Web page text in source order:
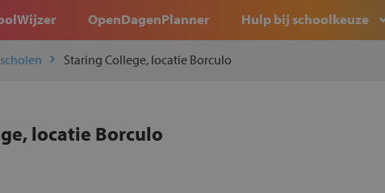
OpenDagenPlanner Hulp bij schoolkeuze
Staring College, locatie Borculo
locatie Borculo